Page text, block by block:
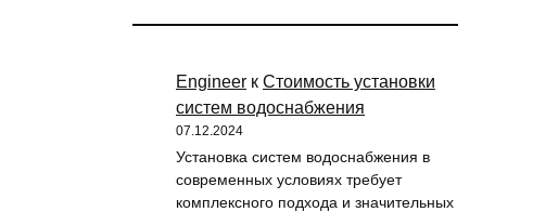
Engineer к Стоимость установки
систем водоснабжения
07.12.2024
Установка систем водоснабжения в
современных условиях требует
комплексного подхода и значительных